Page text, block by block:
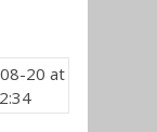
20 at